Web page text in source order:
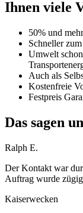
Ihnen viele
50% und
Schneller
Umwelt
Auch als
Kostenfreie
Festpreis
Das sagen
Ralph E.
Der Kontakt war
Auftrag wurde
Kaiserwecken